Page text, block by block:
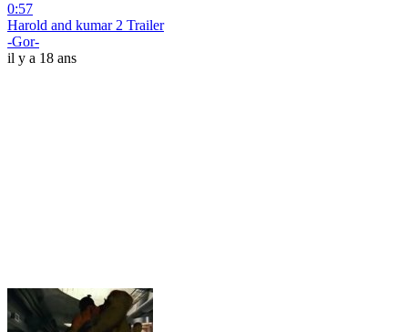
0:57
Harold and kumar 2 Trailer
-Gor-
il y a 18 ans